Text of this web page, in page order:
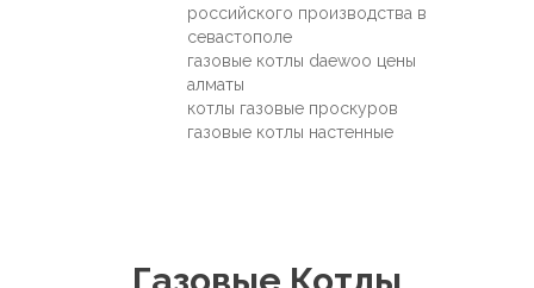
российского производства в
севастополе
газовые котлы daewoo цены
алматы
котлы газовые проскуров
газовые котлы настенные
Газовые Котлы